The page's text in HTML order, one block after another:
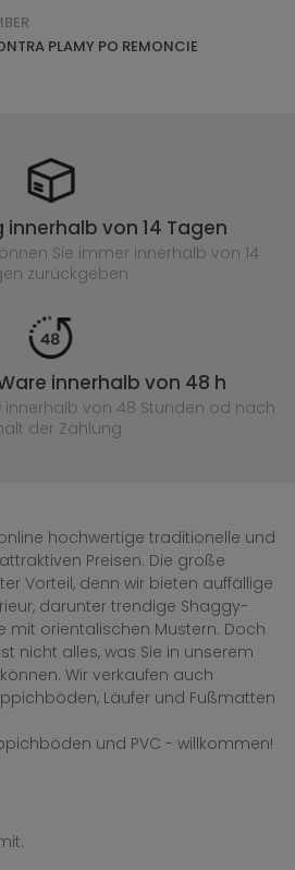
PLAMY PO REMONCIE
innerhalb von 14 Tagen
Sie immer innerhalb von 14
zurückgeben
innerhalb von 48 h
innerhalb von 48 Stunden od nach
der Zahlung
online hochwertige traditionelle und
Preisen. Die große
Vorteil, denn wir bieten auffällige
darunter trendige Shaggy-
mit orientalischen Mustern. Doch
nicht alles, was Sie in unserem
Wir verkaufen auch
Läufer und Fußmatten
und PVC - willkommen!